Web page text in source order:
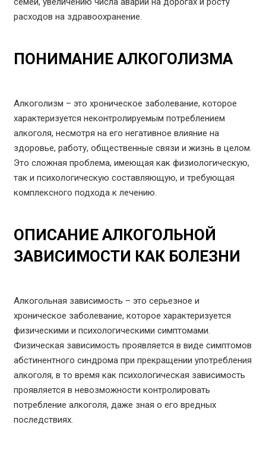
расходов на здравоохранение.
ПОНИМАНИЕ АЛКОГОЛИЗМА
Алкоголизм – это хроническое заболевание, которое
характеризуется неконтролируемым потреблением
алкоголя, несмотря на его негативное влияние на
здоровье, работу, общественные связи и жизнь в целом.
Это сложная проблема, имеющая как физиологическую,
так и психологическую составляющую, и требующая
комплексного подхода к лечению.
ОПИСАНИЕ АЛКОГОЛЬНОЙ
ЗАВИСИМОСТИ КАК БОЛЕЗНИ
Алкогольная зависимость – это серьезное и
хроническое заболевание, которое характеризуется
физическими и психологическими симптомами.
Физическая зависимость проявляется в виде симптомов
абстинентного синдрома при прекращении употребления
алкоголя, в то время как психологическая зависимость
проявляется в невозможности контролировать
потребление алкоголя, даже зная о его вредных
последствиях.